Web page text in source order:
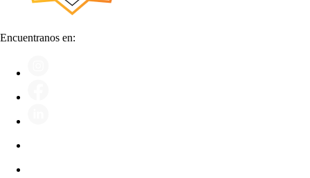
Encuentranos en: